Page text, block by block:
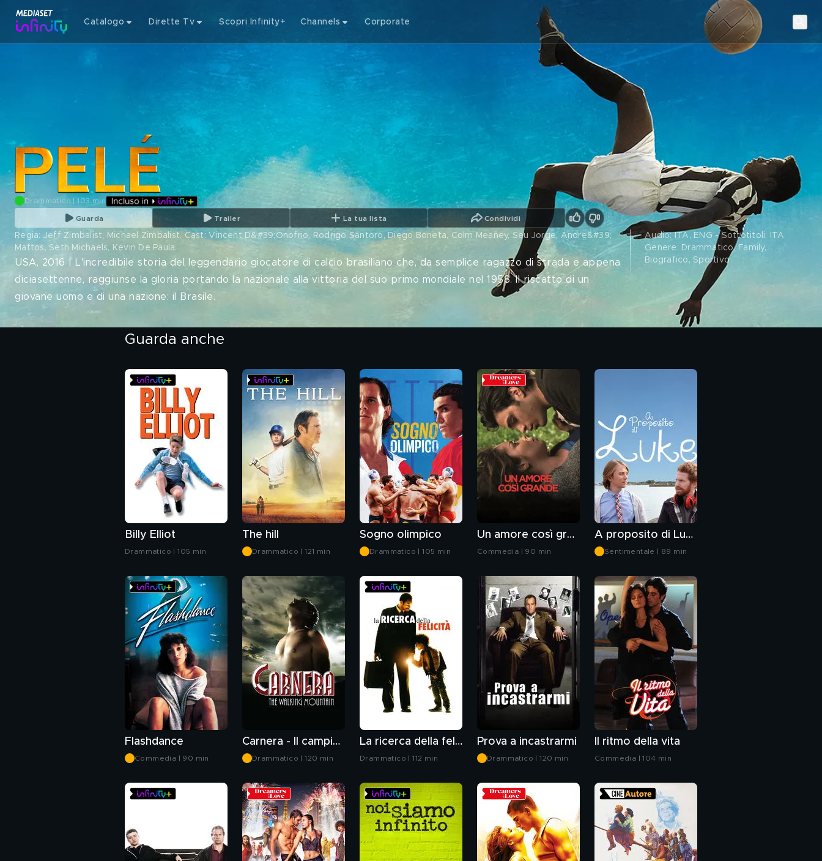
Catalogo Dirette Tv Scopri Infinity+ Channels Corporate
Drammatico | 103 min
Guarda Trailer La tua lista Condividi
Regia: Jeff Zimbalist, Michael Zimbalist. Cast: Vincent D&#39;Onofrio, Rodrigo Santoro, Diego Boneta, Colm Meaney, Seu Jorge, Andre&#39;
Mattos, Seth Michaels, Kevin De Paula.
USA, 2016 | L'incredibile storia del leggendario giocatore di calcio brasiliano che, da semplice ragazzo di strada e appena
diciasettenne, raggiunse la gloria portando la nazionale alla vittoria del suo primo mondiale nel 1958. Il riscatto di un
giovane uomo e di una nazione: il Brasile.
Audio: ITA, ENG - Sottotitoli: ITA
Genere: Drammatico, Family,
Biografico, Sportivo
Guarda anche
Billy Elliot
Drammatico | 105 min
The hill
Drammatico | 121 min
Sogno olimpico
Drammatico | 105 min
Un amore così grande
Commedia | 90 min
A proposito di Luke
Sentimentale | 89 min
Flashdance
Commedia | 90 min
Carnera - Il campione più grande
Drammatico | 120 min
La ricerca della felicità
Drammatico | 112 min
Prova a incastrarmi
Drammatico | 120 min
Il ritmo della vita
Commedia | 104 min